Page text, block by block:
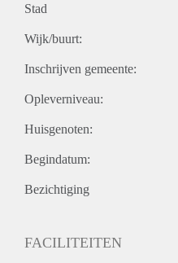
Stad
Wijk/buurt:
Inschrijven gemeente:
Opleverniveau:
Huisgenoten:
Begindatum:
Bezichtiging
FACILITEITEN